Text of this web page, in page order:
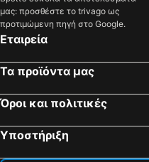
μας: προσθέστε το trivago ως
προτιμώμενη πηγή στο Google.
Εταιρεία
Τα προϊόντα μας
Όροι και πολιτικές
Υποστήριξη